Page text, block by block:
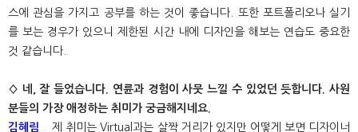
스에 관심을 가지고 공부를 하는 것이 좋습니다. 또한 포트폴리오나 실기
를 보는 경우가 있으니 제한된 시간 내에 디자인을 해보는 연습도 중요한
것 같습니다.
◊ 네, 잘 들었습니다. 연륜과 경험이 사뭇 느낄 수 있었던 듯합니다. 사원
분들의 가장 애정하는 취미가 궁금해지네요.
김혜림 _ 제 취미는 Virtual과는 살짝 거리가 있지만 어떻게 보면 디자이너